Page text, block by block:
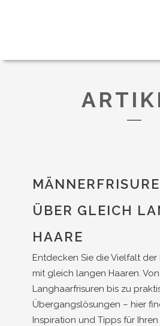
ÜBER GLEICH
HAARE
Entdecken Sie die Vielfalt der
mit gleich langen Haaren.
Langhaarfrisuren bis zu
Übergangslösungen – hier
Inspiration und Tipps für